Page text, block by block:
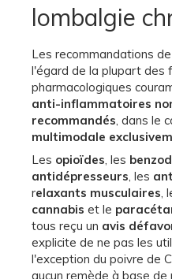
lombalgie
Les recommandations
l'égard de la plupart des
pharmacologiques
anti-inflammatoires
recommandés , dans le
multimodale
Les opioïdes , les
antidépresseurs , les
relaxants musculaires
cannabis et le
tous reçu un avis
explicite de ne pas les
l'exception du poivre de
aucun remède à base